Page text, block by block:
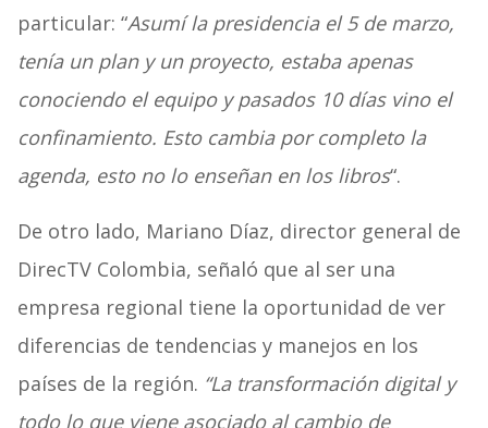
particular: “Asumí la presidencia el 5 de marzo,
tenía un plan y un proyecto, estaba apenas
conociendo el equipo y pasados 10 días vino el
confinamiento. Esto cambia por completo la
agenda, esto no lo enseñan en los libros“.
De otro lado, Mariano Díaz, director general de
DirecTV Colombia, señaló que al ser una
empresa regional tiene la oportunidad de ver
diferencias de tendencias y manejos en los
países de la región. “La transformación digital y
todo lo que viene asociado al cambio de